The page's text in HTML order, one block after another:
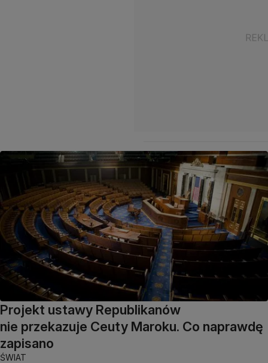
Projekt ustawy Republikanów
nie przekazuje Ceuty Maroku. Co naprawdę
zapisano
ŚWIAT